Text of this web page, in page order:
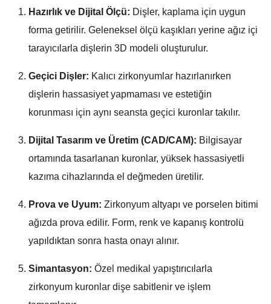
Hazırlık ve Dijital Ölçü: Dişler, kaplama için uygun
forma getirilir. Geleneksel ölçü kaşıkları yerine ağız içi
tarayıcılarla dişlerin 3D modeli oluşturulur.
Geçici Dişler: Kalıcı zirkonyumlar hazırlanırken
dişlerin hassasiyet yapmaması ve estetiğin
korunması için aynı seansta geçici kuronlar takılır.
Dijital Tasarım ve Üretim (CAD/CAM): Bilgisayar
ortamında tasarlanan kuronlar, yüksek hassasiyetli
kazıma cihazlarında el değmeden üretilir.
Prova ve Uyum: Zirkonyum altyapı ve porselen bitimi
ağızda prova edilir. Form, renk ve kapanış kontrolü
yapıldıktan sonra hasta onayı alınır.
Simantasyon: Özel medikal yapıştırıcılarla
zirkonyum kuronlar dişe sabitlenir ve işlem